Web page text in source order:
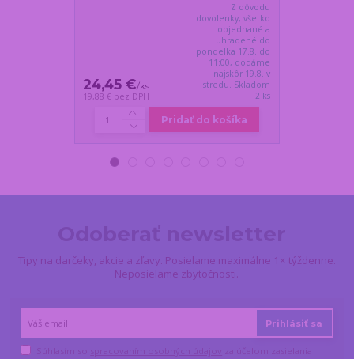
24,45 €/ks
19,88 € bez DPH
Z dôvodu
dovolenky, všetko
objednané a
uhradené do
pondelka 17.8. do
11:00, dodáme
najskôr 19.8. v
stredu. Skladom
2 ks
Pridať do košíka
Tipy na darčeky, akcie a zľavy. Posielame maximálne 1× týždenne.
Neposielame zbytočnosti.
Prihlásiť sa